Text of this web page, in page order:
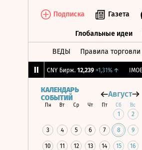
Подписка Газета
Глобальные идеи
ВЕДЫ Правила торговли
CNY Бирж. 12,239 +1,31%↑ IMOEX
КАЛЕНДАРЬ
СОБЫТИЙ
Август
Пн Вт Ср Чт Пт Сб Вс
1 2
3 4 5 6 7 8 9
10 11 12 13 14 15 16